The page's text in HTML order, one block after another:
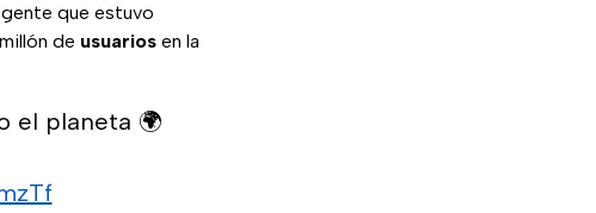
que estuvo
de usuarios en la
el planeta 🌍